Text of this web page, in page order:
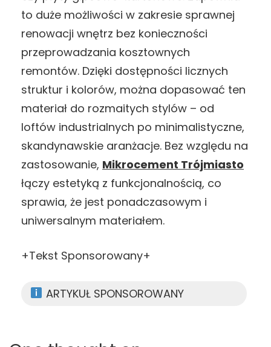
to duże możliwości w zakresie sprawnej
renowacji wnętrz bez konieczności
przeprowadzania kosztownych
remontów. Dzięki dostępności licznych
struktur i kolorów, można dopasować ten
materiał do rozmaitych stylów – od
loftów industrialnych po minimalistyczne,
skandynawskie aranżacje. Bez względu na
zastosowanie, Mikrocement Trójmiasto
łączy estetyką z funkcjonalnością, co
sprawia, że jest ponadczasowym i
uniwersalnym materiałem.
+Tekst Sponsorowany+
ARTYKUŁ SPONSOROWANY